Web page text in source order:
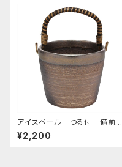
アイスペール つる付 備前金
彩
¥2,200